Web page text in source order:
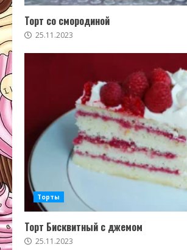
Торт со смородиной
25.11.2023
Торты
Торт Бисквитный с джемом
25.11.2023